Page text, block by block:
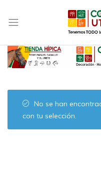
Utrera
TODO
tú
JUGUETES Y REGALOS
Parques infantiles
No se han
con tu selección.